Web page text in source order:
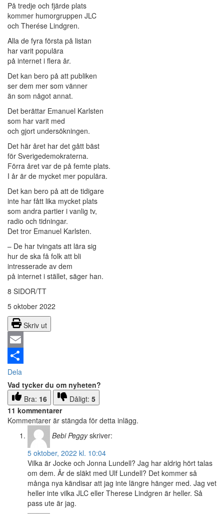
På tredje och fjärde plats
kommer humorgruppen JLC
och Therése Lindgren.
Alla de fyra första på listan
har varit populära
på internet i flera år.
Det kan bero på att publiken
ser dem mer som vänner
än som något annat.
Det berättar Emanuel Karlsten
som har varit med
och gjort undersökningen.
Det här året har det gått bäst
för Sverigedemokraterna.
Förra året var de på femte plats.
I år är de mycket mer populära.
Det kan bero på att de tidigare
inte har fått lika mycket plats
som andra partier i vanlig tv,
radio och tidningar.
Det tror Emanuel Karlsten.
– De har tvingats att lära sig
hur de ska få folk att bli
intresserade av dem
på internet i stället, säger han.
8 SIDOR/TT
5 oktober 2022
Skriv ut
Email
Dela
Vad tycker du om nyheten?
Bra: 16 Dåligt: 5
11 kommentarer
Kommentarer är stängda för detta inlägg.
Bebi Peggy skriver:
5 oktober, 2022 kl. 10:04
Vilka är Jocke och Jonna Lundell? Jag har aldrig hört talas
om dem. Är de släkt med Ulf Lundell? Det kommer så
många nya kändisar att jag inte längre hänger med. Jag vet
heller inte vilka JLC eller Therese Lindgren är heller. Så
pass ute är jag.